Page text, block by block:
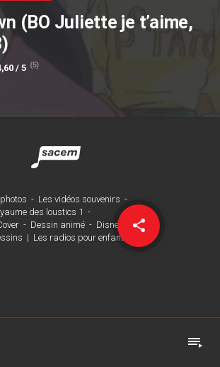
playlist_play
share
email
(BO Juliette je t’aime,
/ 5 (5)
- Les vidéos souvenirs -
des loustics 1 -
- Dessin animé - Disney
| Les radios pour enfants